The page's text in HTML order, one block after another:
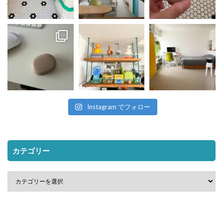
Instagram でフォロー
カテゴリー